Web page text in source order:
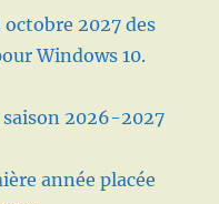
2027 des
Windows 10.
2026-2027
année placée